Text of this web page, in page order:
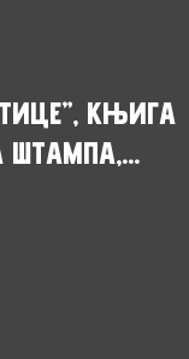
КЊИГА
ШТАМПА,...